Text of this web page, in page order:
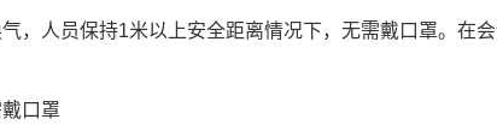
员保持1米以上安全距离情况下，无需戴口罩。在会
口罩